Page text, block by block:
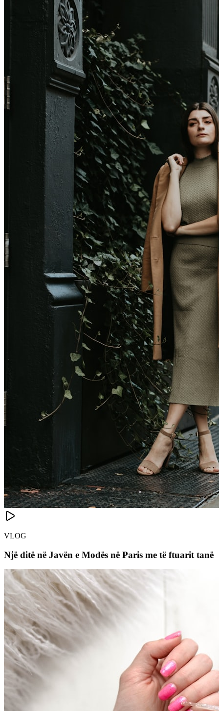
VLOG
Një ditë në Javën e Modës në Paris me të ftuarit tanë